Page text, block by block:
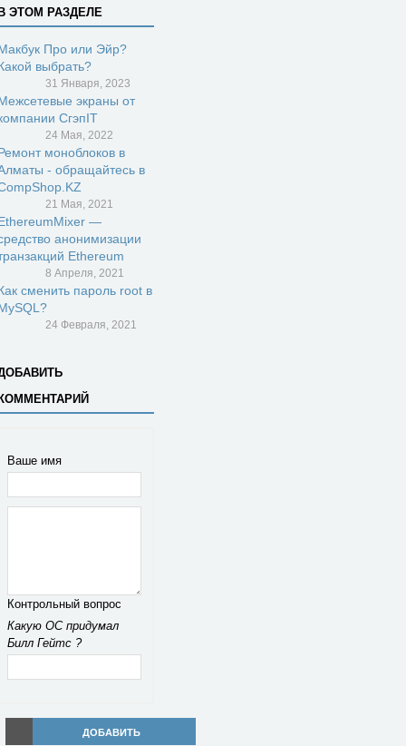
ЭТОМ РАЗДЕЛЕ
Про или Эйр?
выбрать?
31 Января, 2023
экраны от
СгэпIT
24 Мая, 2022
моноблоков в
- обращайтесь в
21 Мая, 2021
—
анонимизации
Ethereum
8 Апреля, 2021
сменить пароль root в
24 Февраля, 2021
Ваше имя
Контрольный вопрос
Какую ОС придумал
Билл Гейтс ?
ДОБАВИТЬ